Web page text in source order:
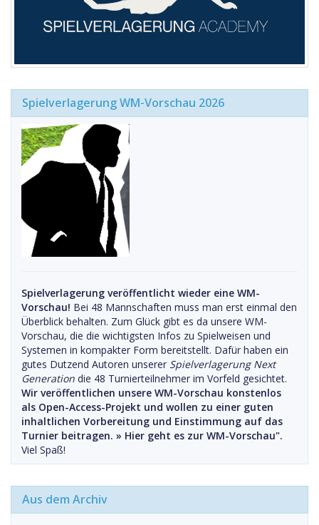
Spielverlagerung WM-Vorschau 2026
Spielverlagerung veröffentlicht wieder eine WM-
Vorschau! Bei 48 Mannschaften muss man erst einmal den
Überblick behalten. Zum Glück gibt es da unsere WM-
Vorschau, die die wichtigsten Infos zu Spielweisen und
Systemen in kompakter Form bereitstellt. Dafür haben ein
gutes Dutzend Autoren unserer Spielverlagerung Next
Generation die 48 Turnierteilnehmer im Vorfeld gesichtet.
Wir veröffentlichen unsere WM-Vorschau konstenlos
als Open-Access-Projekt und wollen zu einer guten
inhaltlichen Vorbereitung und Einstimmung auf das
Turnier beitragen. » Hier geht es zur WM-Vorschau".
Viel Spaß!
Aus dem Archiv